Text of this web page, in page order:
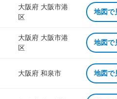
大阪府 大阪市港
区
地図で
大阪府 大阪市港
区
地図で
大阪府 和泉市 地図で